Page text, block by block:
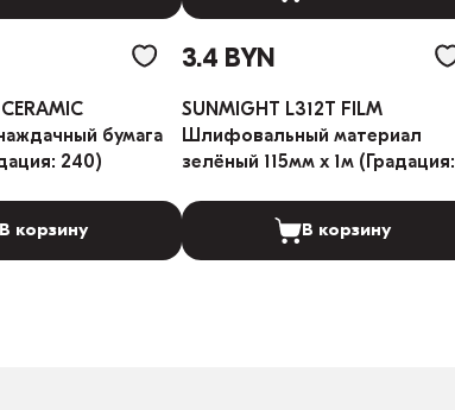
бумага
(Градация: 240)
В корзину
3.4 BYN
SUNMIGHT L312T FILM
Шлифовальный материал
зелёный 115мм x 1м (Градация:
В корзину